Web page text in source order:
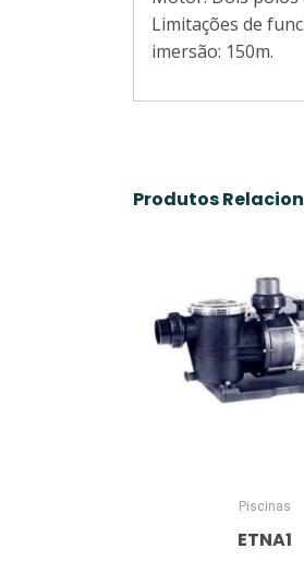
Limitações de
imersão: 150m.
Produtos
Piscinas
ETNA1